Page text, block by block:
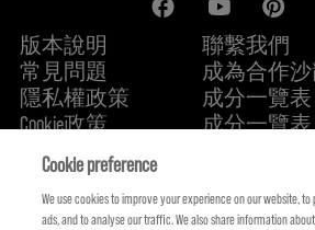
版本說明
常見問題
隱私權政策
Cookie政策
聯繫我們
成為合作
成分一覽表
成分一覽表
Cookie preference
We use cookies to improve your experience on our website,
ads, and to analyse our traffic. We also share information